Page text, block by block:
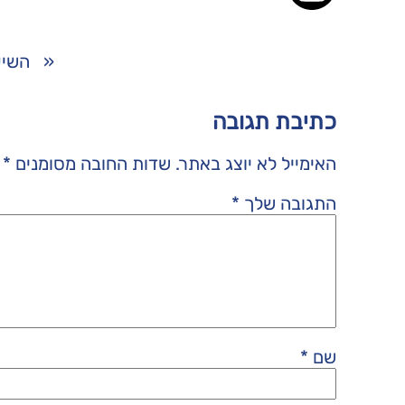
«
כתיבת תגובה
האימייל לא יוצג באתר. שדות החובה מסומנים *
התגובה שלך *
שם *